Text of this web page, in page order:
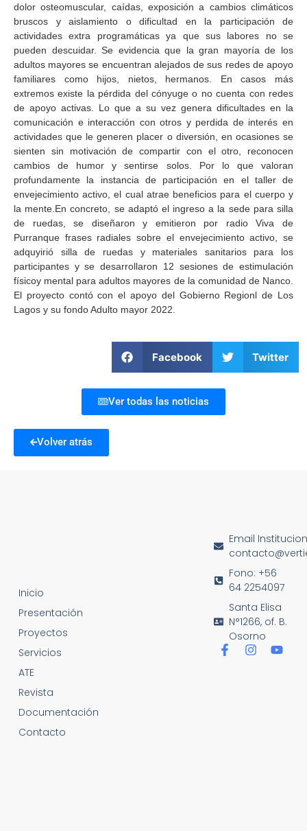
dolor osteomuscular, caídas, exposición a cambios climáticos
bruscos y aislamiento o dificultad en la participación de
actividades extra programáticas ya que sus labores no se
pueden descuidar. Se evidencia que la gran mayoría de los
adultos mayores se encuentran alejados de sus redes de apoyo
familiares como hijos, nietos, hermanos. En casos más
extremos existe la pérdida del cónyuge o no cuenta con redes
de apoyo activas. Lo que a su vez genera dificultades en la
comunicación e interacción con otros y perdida de interés en
actividades que le generen placer o diversión, en ocasiones se
sienten sin motivación de compartir con el otro, reconocen
cambios de humor y sentirse solos. Por lo que valoran
profundamente la instancia de participación en el taller de
envejecimiento activo, el cual atrae beneficios para el cuerpo y
la mente.En concreto, se adaptó el ingreso a la sede para silla
de ruedas, se diseñaron y emitieron por radio Viva de
Purranque frases radiales sobre el envejecimiento activo, se
adquyirió silla de ruedas y materiales sanitarios para los
participantes y se desarrollaron 12 sesiones de estimulación
físicoy mental para adultos mayores de la comunidad de Nanco.
El proyecto contó con el apoyo del Gobierno Regionl de Los
Lagos y su fondo Adulto mayor 2022.
Facebook Twitter
Ver todas las noticias
Volver atrás
Email
Fono: +56
64 2254097
Santa Elisa
N°1266, of. B.
Osorno
Inicio
Presentación
Proyectos
Servicios
ATE
Revista
Documentación
Contacto